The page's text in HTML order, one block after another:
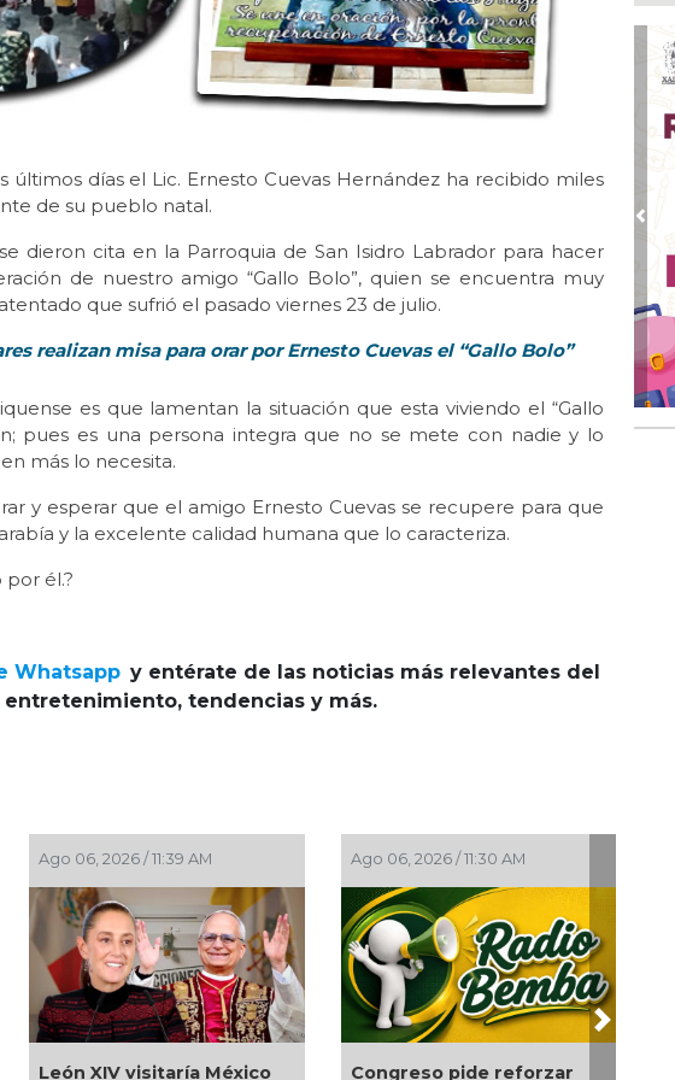
últimos días el Lic. Ernesto Cuevas Hernández ha recibido miles
de su pueblo natal.
dieron cita en la Parroquia de San Isidro Labrador para hacer
de nuestro amigo “Gallo Bolo”, quien se encuentra muy
que sufrió el pasado viernes 23 de julio.
realizan misa para orar por Ernesto Cuevas el “Gallo Bolo”
es que lamentan la situación que esta viviendo el “Gallo
pues es una persona integra que no se mete con nadie y lo
más lo necesita.
y esperar que el amigo Ernesto Cuevas se recupere para que
y la excelente calidad humana que lo caracteriza.
él.?
Whatsapp y entérate de las noticias más relevantes del
tendencias y más.
/ 11:39 AM
visitaría México
Ago 06, 2026 / 11:30 AM
Congreso pide reforzar
Ago 06, 2026 / 11:26 AM
Next